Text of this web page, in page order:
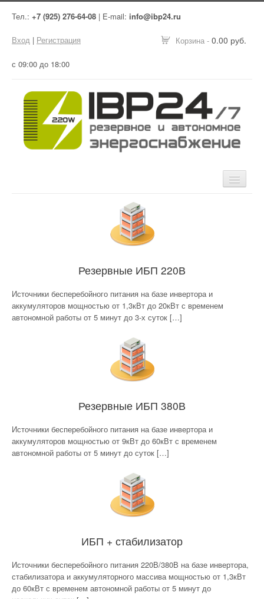
Тел.: +7 (925) 276-64-08 | E-mail: info@ibp24.ru
Корзина - 0.00 руб.
Вход | Регистрация
с 09:00 до 18:00
Отзывы
Резервные ИБП 220В
Источники бесперебойного питания на базе инвертора и
аккумуляторов мощностью от 1,3кВт до 20кВт с временем
автономной работы от 5 минут до 3-х суток […]
Резервные ИБП 380В
Источники бесперебойного питания на базе инвертора и
аккумуляторов мощностью от 9кВт до 60кВт с временем
автономной работы от 5 минут до суток […]
ИБП + стабилизатор
Источники бесперебойного питания 220В/380В на базе инвертора,
стабилизатора и аккумуляторного массива мощностью от 1,3кВт
до 60кВт с временем автономной работы от 5 минут до